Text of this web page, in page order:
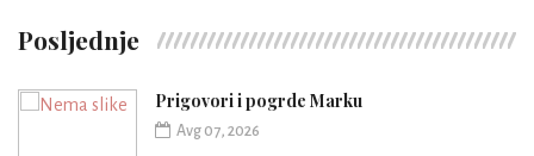
Posljednje
Prigovori i pogrde Marku
Avg 07, 2026